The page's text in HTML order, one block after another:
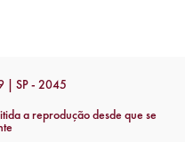
| SP - 2045
a reprodução desde que se